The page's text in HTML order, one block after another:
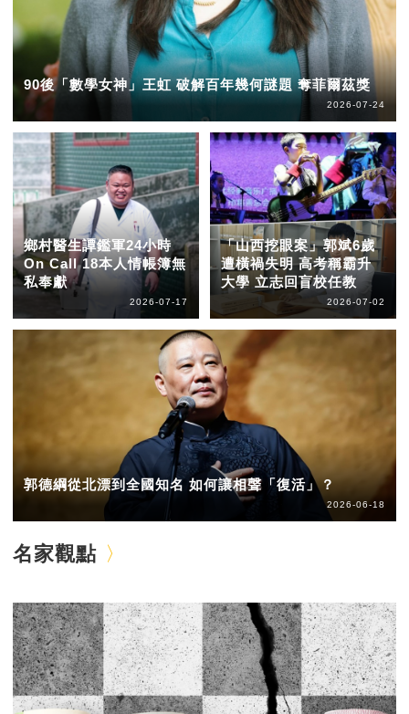
90後「數學女神」王虹 破解百年幾何謎題 奪菲爾茲獎
2026-07-24
鄉村醫生譚鑑軍24小時
On Call 18本人情帳簿無
私奉獻
2026-07-17
「山西挖眼案」郭斌6歲
遭橫禍失明 高考稱霸升
大學 立志回盲校任教
2026-07-02
郭德綱從北漂到全國知名 如何讓相聲「復活」？
2026-06-18
名家觀點